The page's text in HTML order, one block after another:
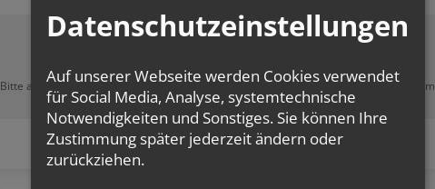
Bitte akzeptieren Sie
Cookies von Google Maps und laden Sie die Seite neu
, um
diesen Inhalt sehen zu können.
Datenschutzeinstellungen
Auf unserer Webseite werden Cookies verwendet
für Social Media, Analyse, systemtechnische
Notwendigkeiten und Sonstiges. Sie können Ihre
Zustimmung später jederzeit ändern oder
zurückziehen.